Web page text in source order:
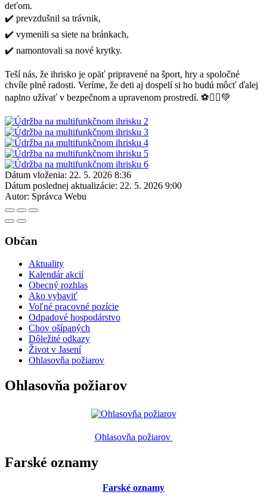
deťom.
✔️ prevzdušnil sa trávnik,
✔️ vymenili sa siete na bránkach,
✔️ namontovali sa nové krytky.
Teší nás, že ihrisko je opäť pripravené na šport, hry a spoločné
chvíle plné radosti. Veríme, že deti aj dospelí si ho budú môcť ďalej
naplno užívať v bezpečnom a upravenom prostredí. ⚽🏃‍♂️💚
Dátum vloženia: 22. 5. 2026 8:36
Dátum poslednej aktualizácie: 22. 5. 2026 9:00
Autor: Správca Webu
Občan
Aktuality
Kalendár akcií
Obecný rozhlas
Ako vybaviť
Voľné pracovné pozície
Odpadové hospodárstvo
Chov ošípaných
Dôležité odkazy
Život v Jasení
Ohlasovňa požiarov
Ohlasovňa požiarov
Ohlasovňa požiarov
Farské oznamy
Farské oznamy